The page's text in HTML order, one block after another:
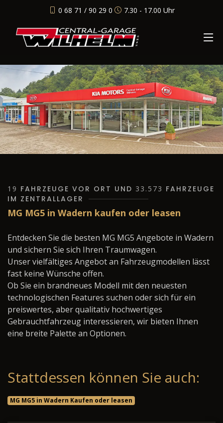
0 68 71 / 90 29 0 7.30 - 17.00 Uhr
19 FAHRZEUGE VOR ORT UND 33.573 FAHRZEUGE
IM ZENTRALLAGER
MG MG5 in Wadern kaufen oder leasen
Entdecken Sie die besten MG MG5 Angebote in Wadern
und sichern Sie sich Ihren Traumwagen.
Unser vielfältiges Angebot an Fahrzeugmodellen lässt
fast keine Wünsche offen.
Ob Sie ein brandneues Modell mit den neuesten
technologischen Features suchen oder sich für ein
preiswertes, aber qualitativ hochwertiges
Gebrauchtfahrzeug interessieren, wir bieten Ihnen
eine breite Palette an Optionen.
Stattdessen können Sie auch:
MG MG5 in Wadern Kaufen oder leasen